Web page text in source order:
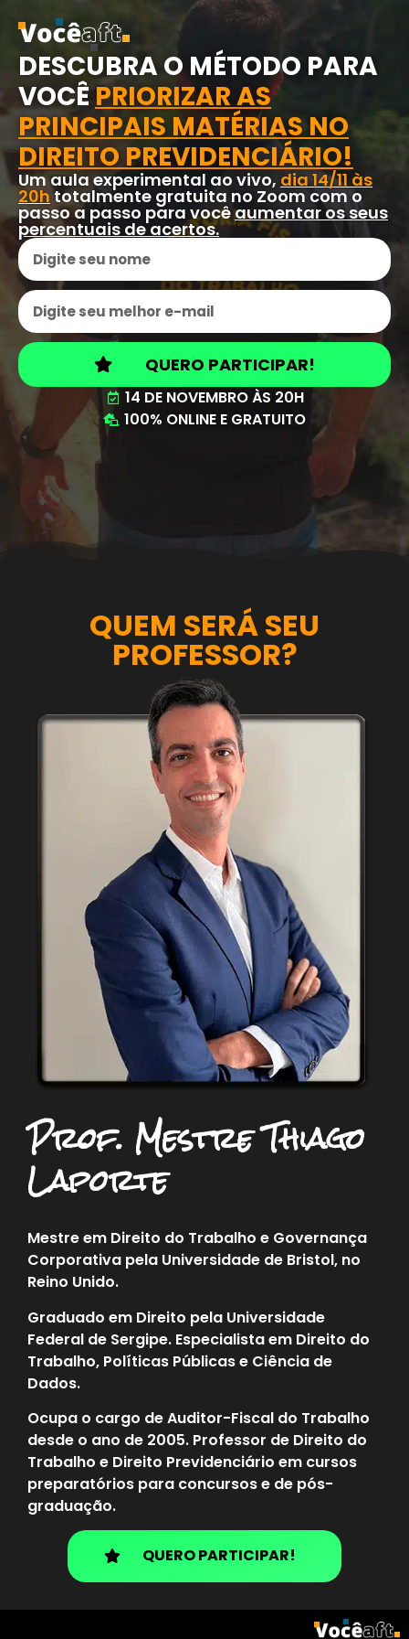
DESCUBRA O MÉTODO PARA
VOCÊPRIORIZAR AS
PRINCIPAIS MATÉRIAS NO
DIREITO PREVIDENCIÁRIO!
Um aula experimental ao vivo, dia 14/11 às
20htotalmente gratuita no Zoom com o
passo a passo para vocêaumentar os seus
percentuais de acertos.
QUERO PARTICIPAR!
14 DE NOVEMBRO ÀS 20H
100% ONLINE E GRATUITO
QUEM SERÁ SEU
PROFESSOR?
Prof. Mestre Thiago
Laporte
Mestre em Direito do Trabalho e Governança
Corporativa pela Universidade de Bristol, no
Reino Unido.
Graduado em Direito pela Universidade
Federal de Sergipe. Especialista em Direito do
Trabalho, Políticas Públicas e Ciência de
Dados.
Ocupa o cargo de Auditor-Fiscal do Trabalho
desde o ano de 2005. Professor de Direito do
Trabalho e Direito Previdenciário em cursos
preparatórios para concursos e de pós-
graduação.
QUERO PARTICIPAR!